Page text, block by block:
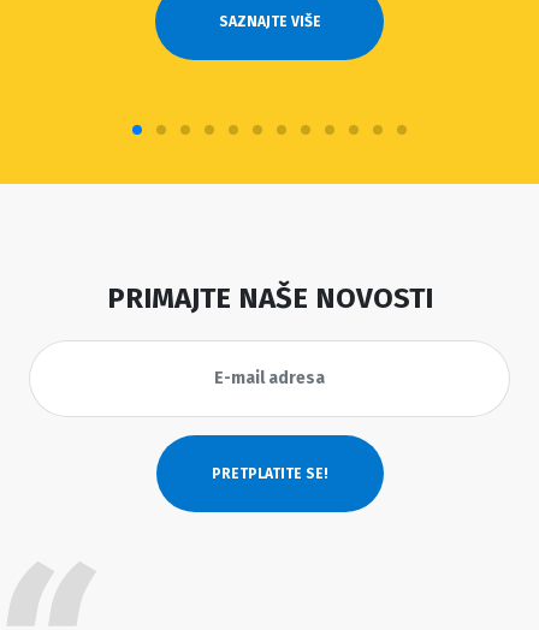
SAZNAJTE VIŠE
PRIMAJTE NAŠE NOVOSTI